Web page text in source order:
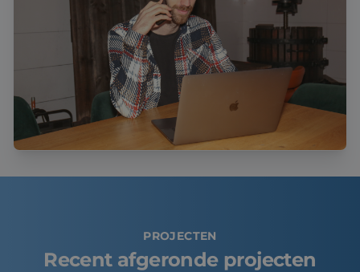
PROJECTEN
Recent afgeronde projecten